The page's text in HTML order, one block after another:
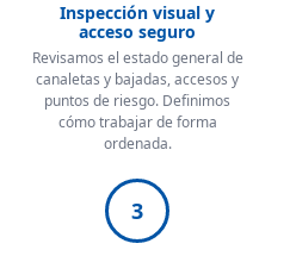
Inspección visual y
acceso seguro
Revisamos el estado general de
canaletas y bajadas, accesos y
puntos de riesgo. Definimos
cómo trabajar de forma
ordenada.
3